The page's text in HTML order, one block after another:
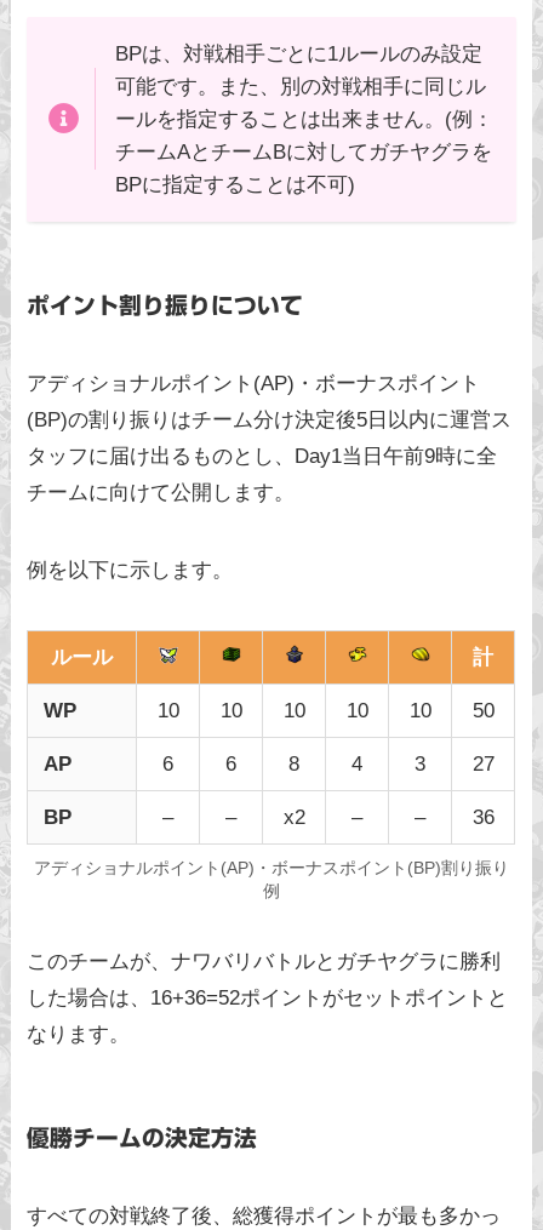
BPは、対戦相手ごとに1ルールのみ設定
可能です。また、別の対戦相手に同じル
ールを指定することは出来ません。(例：
チームAとチームBに対してガチヤグラを
BPに指定することは不可)
ポイント割り振りについて
アディショナルポイント(AP)・ボーナスポイント
(BP)の割り振りはチーム分け決定後5日以内に運営ス
タッフに届け出るものとし、Day1当日午前9時に全
チームに向けて公開します。
例を以下に示します。
ルール 計
WP 10 10 10 10 10 50
AP 6 6 8 4 3 27
BP – – x2 – – 36
アディショナルポイント(AP)・ボーナスポイント(BP)割り振り
例
このチームが、ナワバリバトルとガチヤグラに勝利
した場合は、16+36=52ポイントがセットポイントと
なります。
優勝チームの決定方法
すべての対戦終了後、総獲得ポイントが最も多かっ